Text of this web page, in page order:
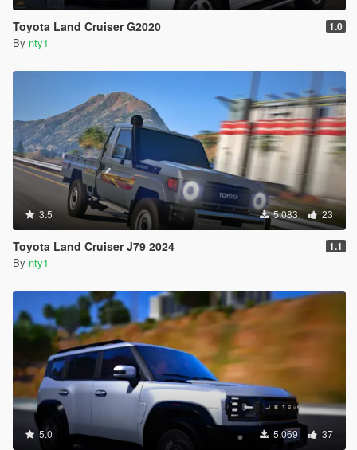
Toyota Land Cruiser G2020 1.0
By nty1
3.5 5.083 23
Toyota Land Cruiser J79 2024 1.1
By nty1
5.0 5.069 37